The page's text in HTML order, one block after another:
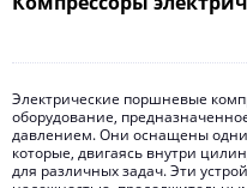
Электрические поршневые
оборудование,
давлением. Они оснащены
которые, двигаясь внутри
для различных задач. Эти